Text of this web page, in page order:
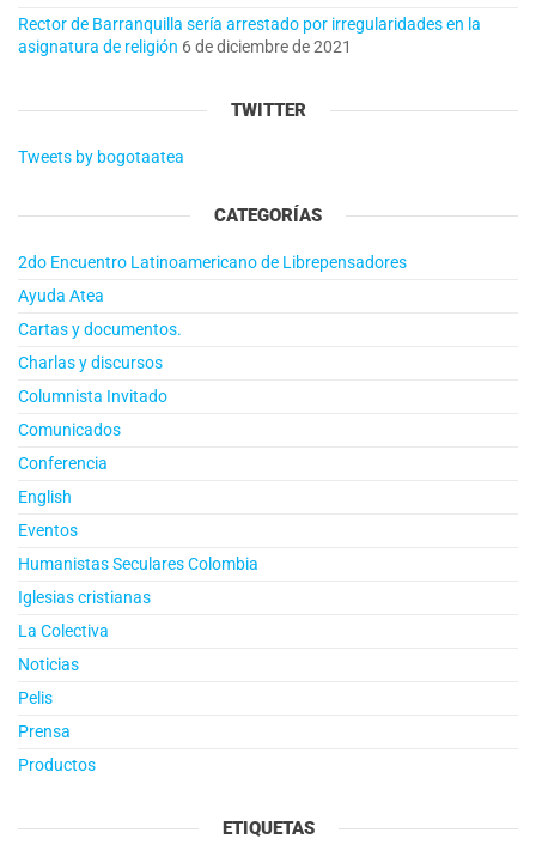
Rector de Barranquilla sería arrestado por irregularidades en la
asignatura de religión 6 de diciembre de 2021
TWITTER
Tweets by bogotaatea
CATEGORÍAS
2do Encuentro Latinoamericano de Librepensadores
Ayuda Atea
Cartas y documentos.
Charlas y discursos
Columnista Invitado
Comunicados
Conferencia
English
Eventos
Humanistas Seculares Colombia
Iglesias cristianas
La Colectiva
Noticias
Pelis
Prensa
Productos
ETIQUETAS